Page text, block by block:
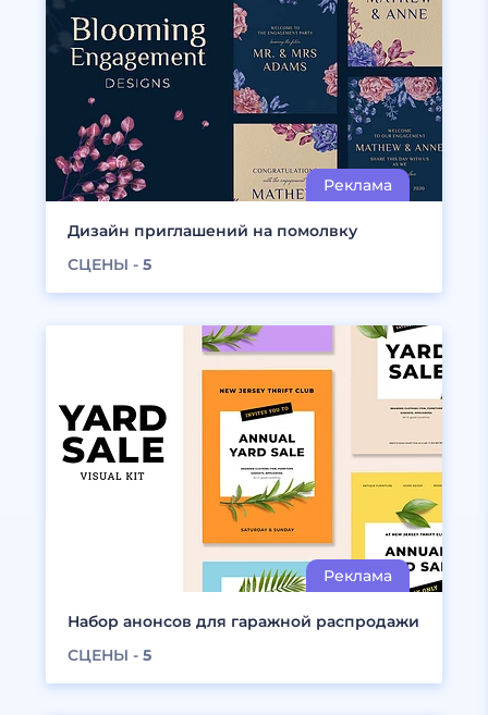
Дизайн приглашений на помолвку
СЦЕНЫ - 5
Набор анонсов для гаражной распродажи
СЦЕНЫ - 5